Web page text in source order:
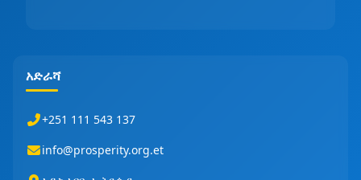
አድራሻ
+251 111 543 137
info@prosperity.org.et